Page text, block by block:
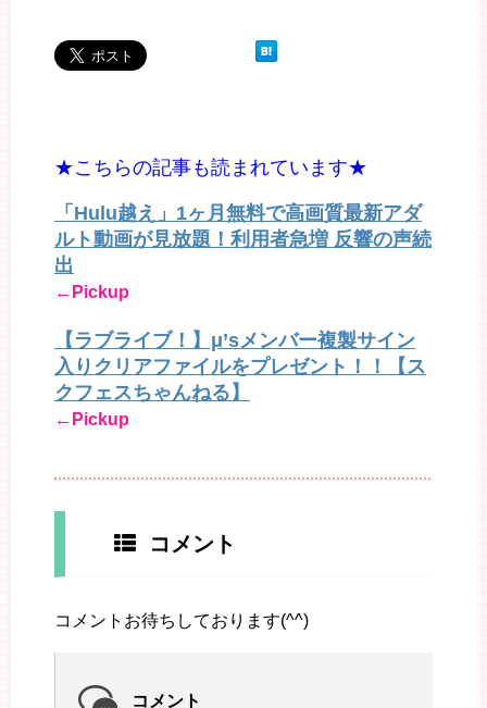
★こちらの記事も読まれています★
「Hulu越え」1ヶ月無料で高画質最新アダ
ルト動画が見放題！利用者急増 反響の声続
出
←Pickup
【ラブライブ！】μ’sメンバー複製サイン
入りクリアファイルをプレゼント！！【ス
クフェスちゃんねる】
←Pickup
コメント
コメントお待ちしております(^^)
コメント